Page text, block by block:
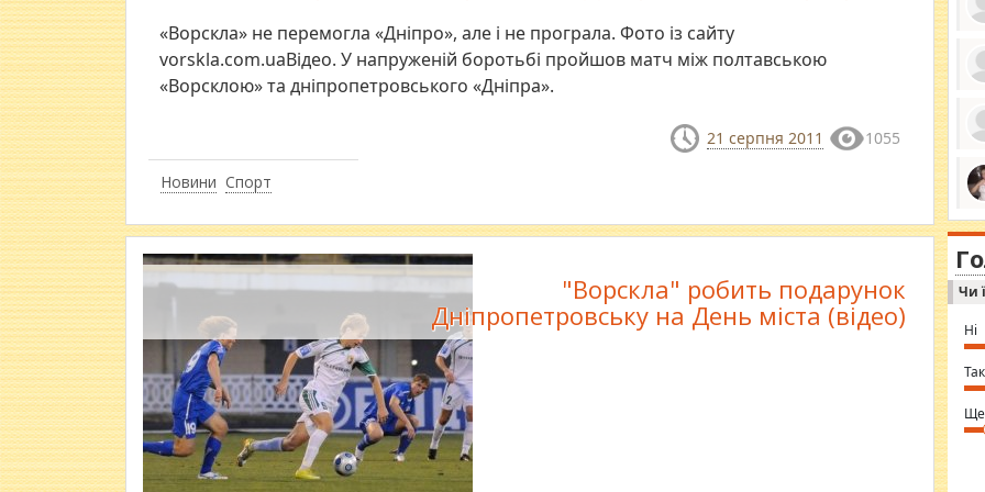
Новини Спорт
«Ворскла» не перемогла «Дніпро», але і не програла. Фото із сайту
vorskla.com.uaВідео. У напруженій боротьбі пройшов матч між полтавською
«Ворсклою» та дніпропетровського «Дніпра».
21 серпня 2011 1055
"Ворскла" робить подарунок
Дніпропетровську на День міста (відео)
за
ми
in
⇒
Чи
Ні
Так
Ще